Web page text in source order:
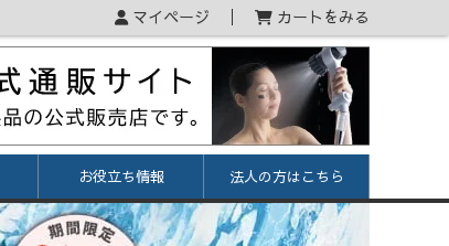
カートをみる
マイページ
お役立ち情報 法人の方はこちら